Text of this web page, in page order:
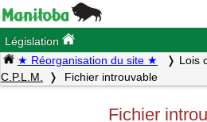
Législation
★ Réorganisation du site ★ Lois
C.P.L.M.
Fichier introuvable
Fichier